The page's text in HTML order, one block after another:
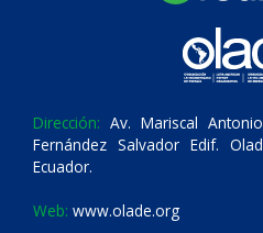
Dirección: Av. Mariscal
Fernández Salvador Edif.
Ecuador.
Web: www.olade.org